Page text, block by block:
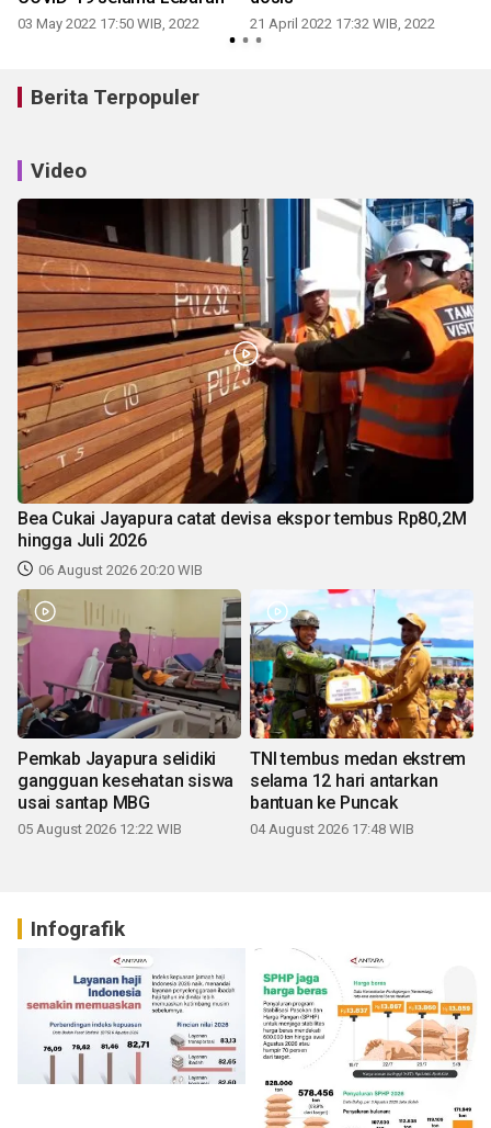
03 May 2022 17:50 WIB, 2022 21 April 2022 17:32 WIB, 2022
Berita Terpopuler
Video
Bea Cukai Jayapura catat devisa ekspor tembus Rp80,2M
hingga Juli 2026
06 August 2026 20:20 WIB
Pemkab Jayapura selidiki
gangguan kesehatan siswa
usai santap MBG
05 August 2026 12:22 WIB
TNI tembus medan ekstrem
selama 12 hari antarkan
bantuan ke Puncak
04 August 2026 17:48 WIB
Infografik